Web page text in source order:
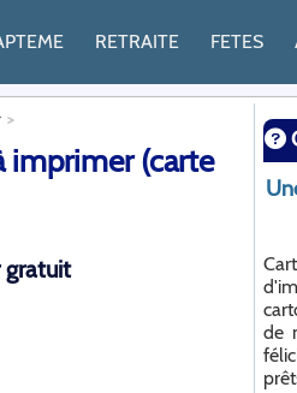
RETRAITE FETES
imprimer (carte
gratuit
de